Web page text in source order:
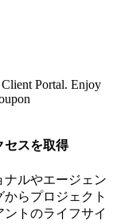
セスを取得
ナルやエージェン
らプロジェクト
トのライフサイ